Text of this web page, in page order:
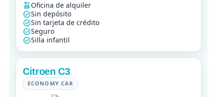
Oficina de alquiler
Sin depósito
Sin tarjeta de crédito
Seguro
Silla infantil
Citroen C3
ECONOMY CAR